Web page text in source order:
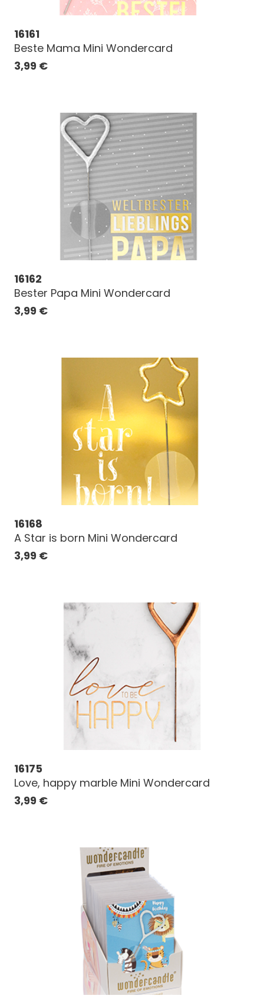
16161
Beste Mama Mini Wondercard
3,99 €
16162
Bester Papa Mini Wondercard
3,99 €
16168
A Star is born Mini Wondercard
3,99 €
16175
Love, happy marble Mini Wondercard
3,99 €